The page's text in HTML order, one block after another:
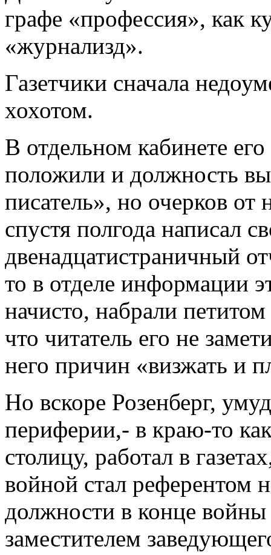
графе «профессия», как
«журнализд».
Газетчики сначала
хохотом.
В отдельном кабинете
положили и должность
писатель», но очерков от
спустя полгода написал
двенадцатистраничный
то в отделе информации
начисто, набрали
что читатель его не
него причин «визжать и
Но вскоре Розенберг,
периферии,- в краю-то
столицу, работал в
войной стал референтом
должности в конце
заместителем